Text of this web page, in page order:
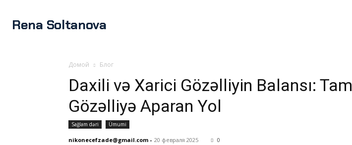
Rena Soltanova
Домой Блог
Daxili və Xarici Gözəlliyin Balansı: Tam
Gözəlliyə Aparan Yol
Sağlam dəri Ümumi
nikonecefzade@gmail.com - 20 февраля 2025 0